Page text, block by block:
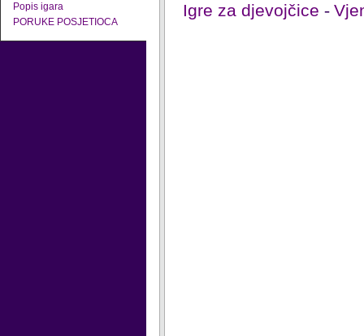
Popis igara
PORUKE POSJETIOCA
Igre za djevojčice -